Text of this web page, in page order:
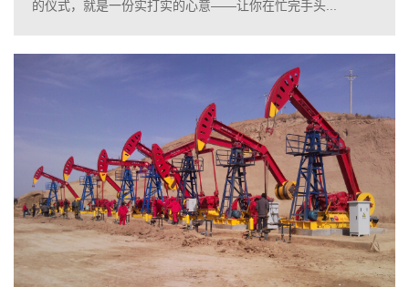
的仪式，就是一份实打实的心意——让你在忙完手头...